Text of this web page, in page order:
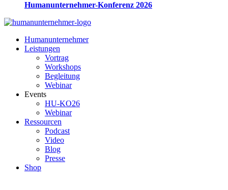
Humanunternehmer-Konferenz 2026
Humanunternehmer
Leistungen
Vortrag
Workshops
Begleitung
Webinar
Events
HU-KO26
Webinar
Ressourcen
Podcast
Video
Blog
Presse
Shop